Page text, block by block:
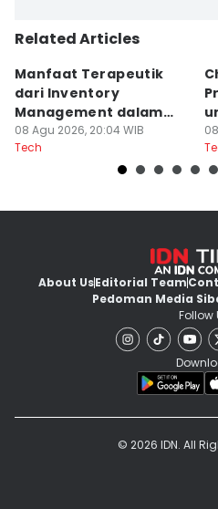
Related Articles
Manfaat Terapeutik
dari Inventory
Management dalam
Cozy Game
08 Agu 2026, 20:04 WIB
Tech
About UsEditorial Team
Pedoman Media
Follow
© 2026 IDN. All